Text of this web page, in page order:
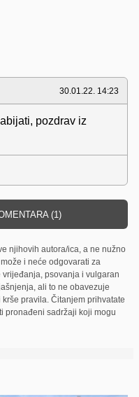
30.01.22. 14:23
pozdrav iz
(1)
njihovih autora/ica, a ne nužno
i neće odgovarati za
psovanja i vulgaran
ali to ne obavezuje
pravila. Čitanjem prihvatate
pronađeni sadržaji koji mogu